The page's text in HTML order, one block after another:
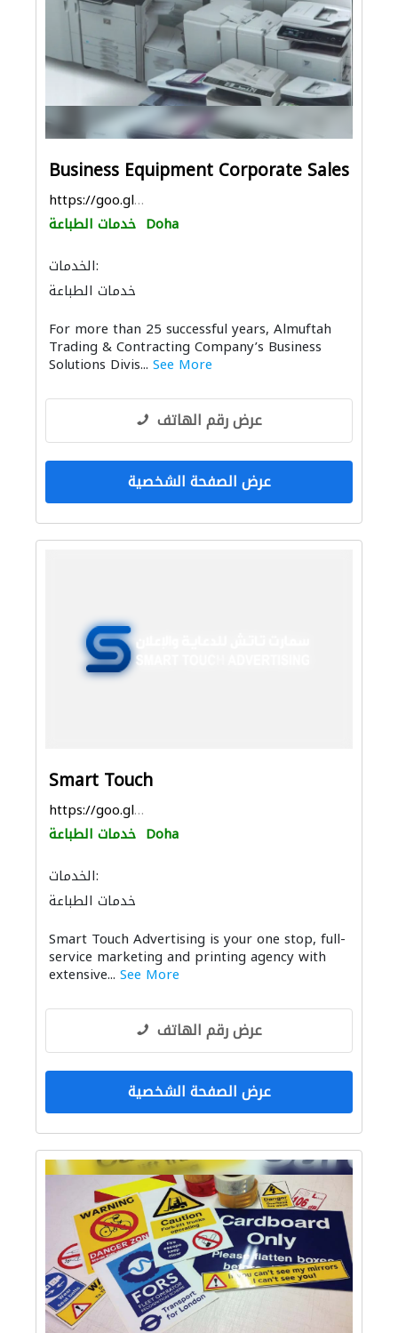
Business Equipment Corporate Sales
https://goo.gl/maps/oyqcbWFRAxEobobY6
خدمات الطباعة Doha
الخدمات:
خدمات الطباعة
For more than 25 successful years, Almuftah
Trading & Contracting Company’s Business
Solutions Divis... See More
عرض رقم الهاتف
عرض الصفحة الشخصية
Smart Touch
https://goo.gl/maps/g1GYXZSaFpBFvsnx8
خدمات الطباعة Doha
الخدمات:
خدمات الطباعة
Smart Touch Advertising is your one stop, full-
service marketing and printing agency with
extensive... See More
عرض رقم الهاتف
عرض الصفحة الشخصية